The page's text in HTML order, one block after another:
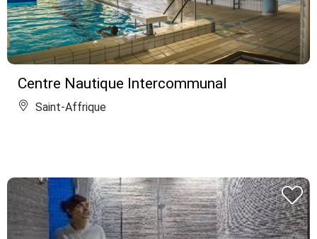
Centre Nautique Intercommunal
Saint-Affrique